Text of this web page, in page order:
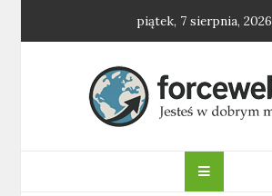
piątek, 7 sierpnia, 2026
forceweb.pl